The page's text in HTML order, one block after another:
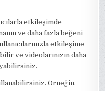
etkileşimde
ve daha fazla beğeni
etkileşime
ve videolarınızın daha
Örneğin,